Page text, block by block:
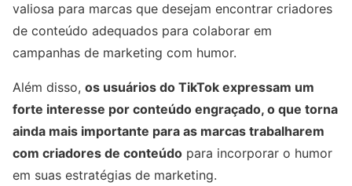
valiosa para marcas que desejam encontrar criadores
de conteúdo adequados para colaborar em
campanhas de marketing com humor.
Além disso, os usuários do TikTok expressam um
forte interesse por conteúdo engraçado, o que torna
ainda mais importante para as marcas trabalharem
com criadores de conteúdo para incorporar o humor
em suas estratégias de marketing.